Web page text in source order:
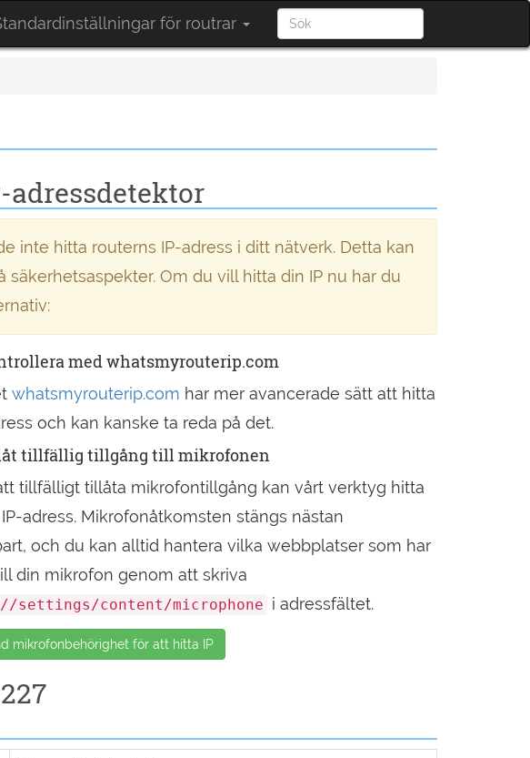
för routrar
adressdetektor
inte hitta routerns IP-adress i ditt nätverk. Detta kan
säkerhetsaspekter. Om du vill hitta din IP nu har du
med whatsmyrouterip.com
whatsmyrouterip.com har mer avancerade sätt att hitta
och kan kanske ta reda på det.
tillfällig tillgång till mikrofonen
tillfälligt tillåta mikrofontillgång kan vårt verktyg hitta
adress. Mikrofonåtkomsten stängs nästan
och du kan alltid hantera vilka webbplatser som har
din mikrofon genom att skriva
settings/content/microphone i adressfältet.
mikrofonbehörighet för att hitta IP